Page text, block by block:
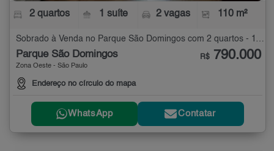
2 quartos 1 suíte 2 vagas 110 m²
Parque São Domingos
Zona Oeste - São Paulo
Endereço no círculo do mapa
R$ 790.000
WhatsApp Contatar